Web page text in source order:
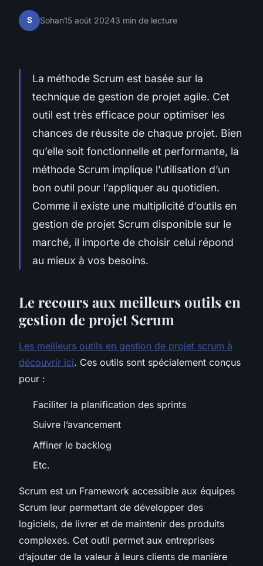
S Sohan15 août 20243 min de lecture
La méthode Scrum est basée sur la
technique de gestion de projet agile. Cet
outil est très efficace pour optimiser les
chances de réussite de chaque projet. Bien
qu’elle soit fonctionnelle et performante, la
méthode Scrum implique l’utilisation d’un
bon outil pour l’appliquer au quotidien.
Comme il existe une multiplicité d’outils en
gestion de projet Scrum disponible sur le
marché, il importe de choisir celui répond
au mieux à vos besoins.
Le recours aux meilleurs outils en
gestion de projet Scrum
Les meilleurs outils en gestion de projet scrum à
découvrir ici. Ces outils sont spécialement conçus
pour :
Faciliter la planification des sprints
Suivre l’avancement
Affiner le backlog
Etc.
Scrum est un Framework accessible aux équipes
Scrum leur permettant de développer des
logiciels, de livrer et de maintenir des produits
complexes. Cet outil permet aux entreprises
d’ajouter de la valeur à leurs clients de manière